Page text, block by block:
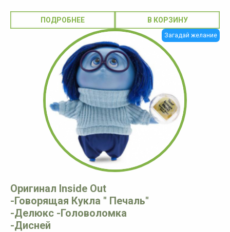
ПОДРОБНЕЕ
Загадай желание
Оригинал Inside Out
-Говорящая Кукла " Печаль"
-Делюкс -Головоломка
-Дисней